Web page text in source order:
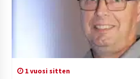
1 vuosi sitten